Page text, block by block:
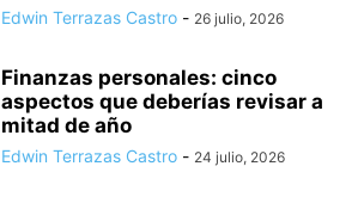
Edwin Terrazas Castro - 26 julio, 2026
Finanzas personales: cinco
aspectos que deberías revisar a
mitad de año
Edwin Terrazas Castro - 24 julio, 2026